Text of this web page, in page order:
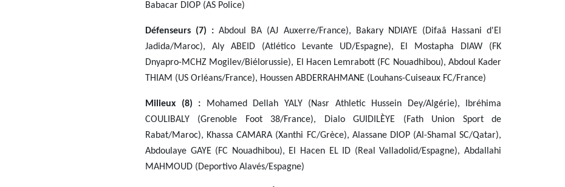
Babacar DIOP (AS Police)
Défenseurs (7) : Abdoul BA (AJ Auxerre/France), Bakary NDIAYE (Difaâ Hassani d'El
Jadida/Maroc), Aly ABEID (Atlético Levante UD/Espagne), El Mostapha DIAW (FK
Dnyapro-MCHZ Mogilev/Biélorussie), El Hacen Lemrabott (FC Nouadhibou), Abdoul Kader
THIAM (US Orléans/France), Houssen ABDERRAHMANE (Louhans-Cuiseaux FC/France)
Milieux (8) : Mohamed Dellah YALY (Nasr Athletic Hussein Dey/Algérie), Ibréhima
COULIBALY (Grenoble Foot 38/France), Dialo GUIDILÈYE (Fath Union Sport de
Rabat/Maroc), Khassa CAMARA (Xanthi FC/Grèce), Alassane DIOP (Al-Shamal SC/Qatar),
Abdoulaye GAYE (FC Nouadhibou), El Hacen EL ID (Real Valladolid/Espagne), Abdallahi
MAHMOUD (Deportivo Alavés/Espagne)